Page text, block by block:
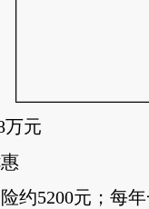
元
5200元；每年